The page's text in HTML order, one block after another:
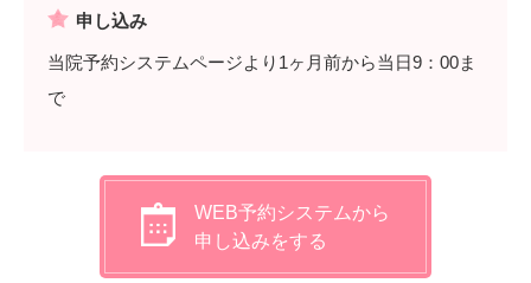
申し込み
当院予約システムページより1ヶ月前から当日9：00ま
で
WEB予約システムから
申し込みをする